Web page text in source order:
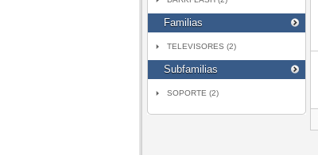
Familias
TELEVISORES (2)
Subfamilias
SOPORTE (2)